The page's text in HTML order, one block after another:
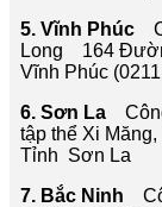
5. Vĩnh Phúc
Long 164
Vĩnh Phúc
6. Sơn La
tập thể Xi
Tỉnh Sơn La
7. Bắc Ninh